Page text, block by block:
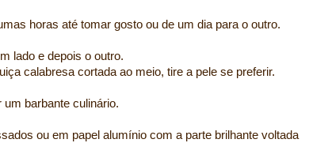
horas até tomar gosto ou de um dia para o outro.
lado e depois o outro.
calabresa cortada ao meio, tire a pele se preferir.
barbante culinário.
ou em papel alumínio com a parte brilhante voltada